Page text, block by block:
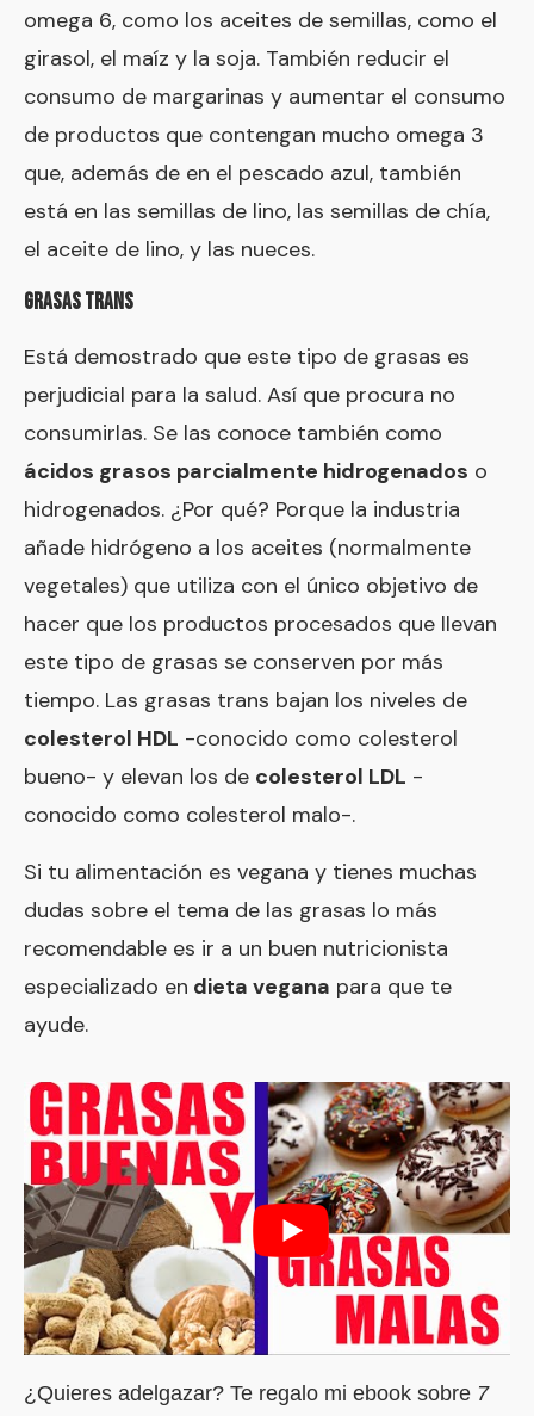
omega 6, como los aceites de semillas, como el
girasol, el maíz y la soja. También reducir el
consumo de margarinas y aumentar el consumo
de productos que contengan mucho omega 3
que, además de en el pescado azul, también
está en las semillas de lino, las semillas de chía,
el aceite de lino, y las nueces.
GRASAS TRANS
Está demostrado que este tipo de grasas es
perjudicial para la salud. Así que procura no
consumirlas. Se las conoce también como
ácidos grasos parcialmente hidrogenados o
hidrogenados. ¿Por qué? Porque la industria
añade hidrógeno a los aceites (normalmente
vegetales) que utiliza con el único objetivo de
hacer que los productos procesados que llevan
este tipo de grasas se conserven por más
tiempo. Las grasas trans bajan los niveles de
colesterol HDL -conocido como colesterol
bueno- y elevan los de colesterol LDL -
conocido como colesterol malo-.
Si tu alimentación es vegana y tienes muchas
dudas sobre el tema de las grasas lo más
recomendable es ir a un buen nutricionista
especializado en dieta vegana para que te
ayude.
¿Quieres adelgazar? Te regalo mi ebook sobre 7